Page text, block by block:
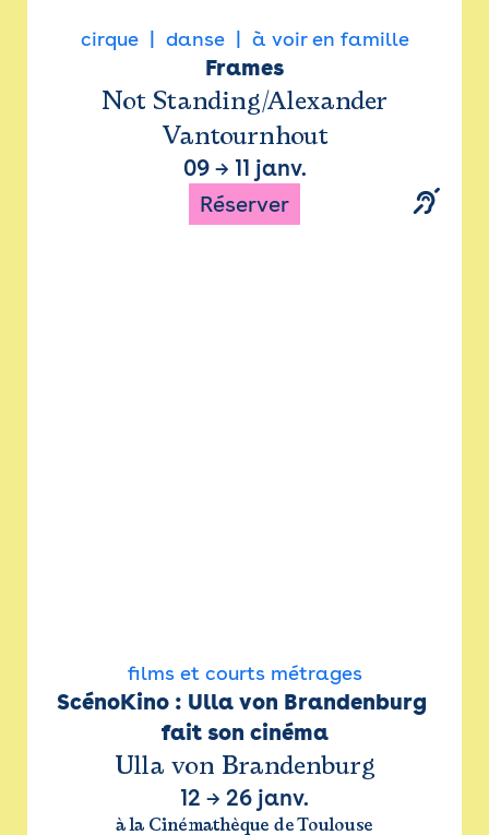
cirque danse à voir en famille
Frames
Not Standing/Alexander
Vantournhout
09→ 11 janv.
Réserver
films et courts métrages
ScénoKino : Ulla von Brandenburg
fait son cinéma
Ulla von Brandenburg
12 → 26 janv.
à la Cinémathèque de Toulouse